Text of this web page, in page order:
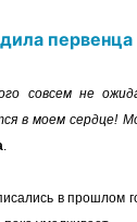
первенца
совсем не
в моем сердце!
в прошлом